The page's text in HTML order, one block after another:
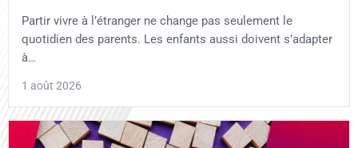
Partir vivre à l’étranger ne change pas seulement le
quotidien des parents. Les enfants aussi doivent s’adapter
à…
1 août 2026